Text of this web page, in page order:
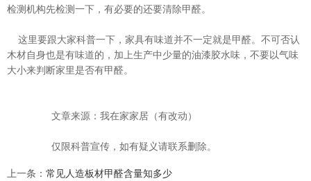
检测机构先检测一下，有必要的还要清除甲醛。
这里要跟大家科普一下，家具有味道并不一定就是甲醛。不可否认
木材自身也是有味道的，加上生产中少量的油漆胶水味，不要以气味
大小来判断家里是否有甲醛。
文章来源：我在家家居（有改动）
仅限科普宣传，如有疑义请联系删除。
上一条 ： 常见人造板材甲醛含量知多少